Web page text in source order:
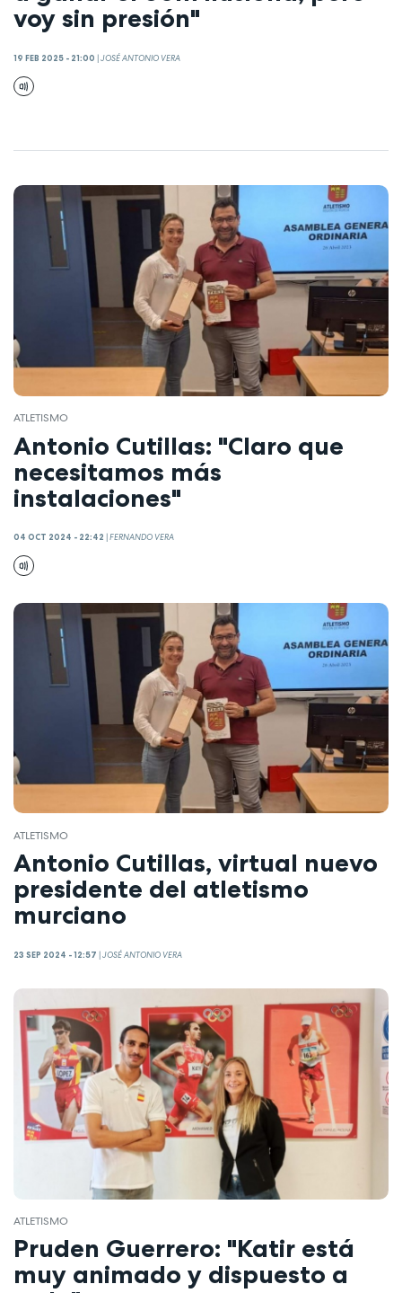
voy sin presión"
19 FEB 2025 - 21:00 |JOSÉ ANTONIO VERA
ATLETISMO
Antonio Cutillas: "Claro que
necesitamos más
instalaciones"
04 OCT 2024 - 22:42 |FERNANDO VERA
ATLETISMO
Antonio Cutillas, virtual nuevo
presidente del atletismo
murciano
23 SEP 2024 - 12:57 |JOSÉ ANTONIO VERA
ATLETISMO
Pruden Guerrero: "Katir está
muy animado y dispuesto a